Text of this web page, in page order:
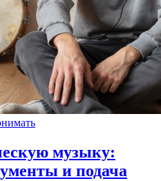
музыку:
и подача